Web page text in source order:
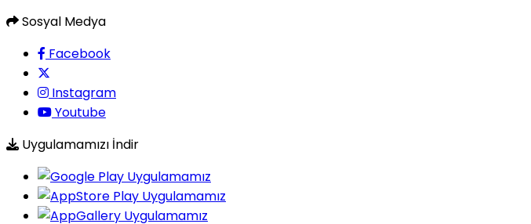
Sosyal Medya
Facebook
Instagram
Youtube
Uygulamamızı İndir